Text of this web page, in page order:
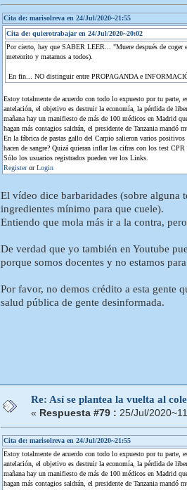
Cita de: marisolreva en 24/Jul/2020~21:55
Cita de: quierotrabajar en 24/Jul/2020~20:02
Por cierto, hay que SABER LEER... "Muere después de coger
meteorito y matarnos a todos).
En fin... NO distinguir entre PROPAGANDA e
Estoy totalmente de acuerdo con todo lo expuesto por tu parte,
antelación, el objetivo es destruir la economía, la pérdida de
mañana hay un manifiesto de más de 100 médicos en Madrid
hagan más contagios saldrán, el presidente de Tanzania mandó
En la fábrica de pastas gallo del Carpio salieron varios
hacen de sangre? Quizá quieran inflar las cifras con los test CPR
Sólo los usuarios registrados pueden ver los Links.
RegisterorLogin
El vídeo dice barbaridades (sobre alguna
ingredientes mínimo para que cuele).
Entiendo que mola más ir a la contra,
De verdad que yo también en Youtube
porque somos docentes y no estamos
Por favor, no demos crédito a esta gente
salud pública de gente desinformada.
Re: Así se plantea la vuelta al
« Respuesta #79 : 25/Jul/
Cita de: marisolreva en 24/Jul/2020~21:55
Estoy totalmente de acuerdo con todo lo expuesto por tu parte,
antelación, el objetivo es destruir la economía, la pérdida de
mañana hay un manifiesto de más de 100 médicos en Madrid
hagan más contagios saldrán, el presidente de Tanzania mandó